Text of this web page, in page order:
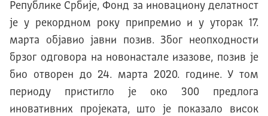
Републике Србије, Фонд за иновациону делатност
је у рекордном року припремио и у уторак 17.
марта објавио јавни позив. Због неопходности
брзог одговора на новонастале изазове, позив је
био отворен до 24. марта 2020. године. У том
периоду пристигло је око 300 предлога
иновативних пројеката, што је показало висок